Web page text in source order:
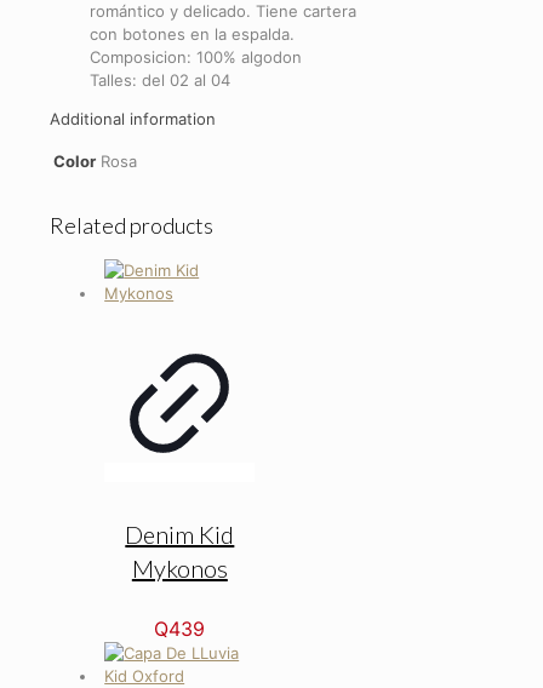
romántico y delicado. Tiene cartera
con botones en la espalda.
Composicion: 100% algodon
Talles: del 02 al 04
Additional information
Color Rosa
Related products
Denim Kid
Mykonos
Q439